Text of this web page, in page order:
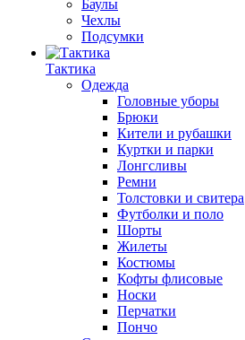
Баулы
Чехлы
Подсумки
Тактика
Одежда
Головные уборы
Брюки
Кители и рубашки
Куртки и парки
Лонгсливы
Ремни
Толстовки и свитера
Футболки и поло
Шорты
Жилеты
Костюмы
Кофты флисовые
Носки
Перчатки
Пончо